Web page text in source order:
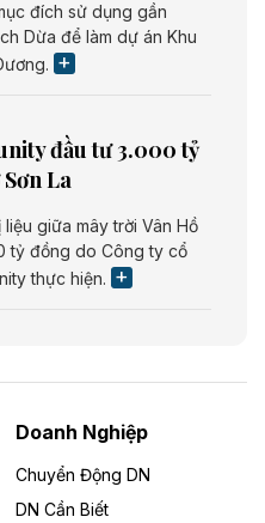
đích sử dụng gần
Dừa để làm dự án Khu
đầu tư 3.000 tỷ
La
giữa mây trời Vân Hồ
tỷ đồng do Công ty cổ
thực hiện.
điện Bắc Giang do
trường Bắc Giang làm
Doanh Nghiệp
Chuyển Động DN
DN Cần Biết